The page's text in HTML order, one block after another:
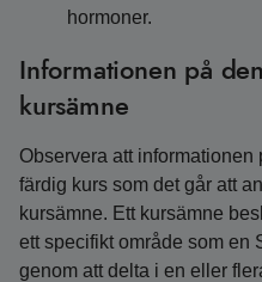
hormoner.
Informationen på
kursämne
Observera att
färdig kurs som det går att
kursämne. Ett kursämne
ett specifikt område som en
genom att delta i en eller